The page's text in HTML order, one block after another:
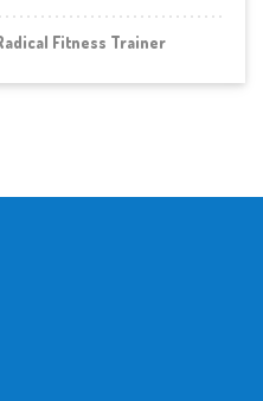
Fitness Trainer